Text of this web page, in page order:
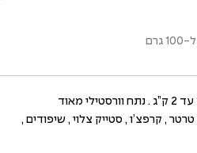
ל-100 גרם
פילה הכף הינו נתח במשקל 1.5 עד 2 ק”ג . נתח וורסטילי מאוד
, קרפצ’ו , סטייק צלוי , שיפודים ,